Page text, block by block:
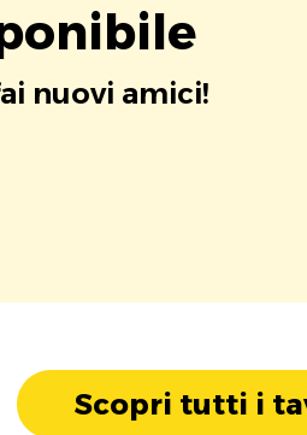
nuovi amici!
Scopri tutti i